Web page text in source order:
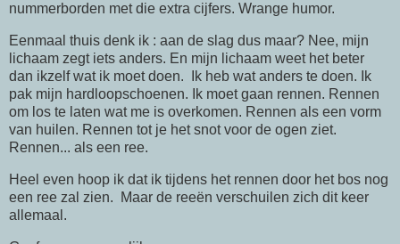
nummerborden met die extra cijfers. Wrange humor.
Eenmaal thuis denk ik : aan de slag dus maar? Nee, mijn
lichaam zegt iets anders. En mijn lichaam weet het beter
dan ikzelf wat ik moet doen. Ik heb wat anders te doen. Ik
pak mijn hardloopschoenen. Ik moet gaan rennen. Rennen
om los te laten wat me is overkomen. Rennen als een vorm
van huilen. Rennen tot je het snot voor de ogen ziet.
Rennen... als een ree.
Heel even hoop ik dat ik tijdens het rennen door het bos nog
een ree zal zien. Maar de reeën verschuilen zich dit keer
allemaal.